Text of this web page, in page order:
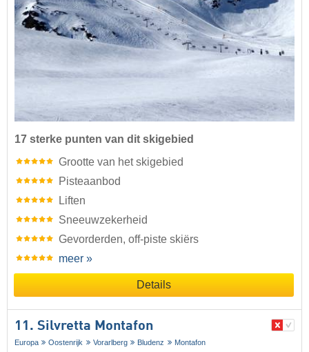
17 sterke punten van dit skigebied
Grootte van het skigebied
Pisteaanbod
Liften
Sneeuwzekerheid
Gevorderden, off-piste skiërs
meer »
Details
11. Silvretta Montafon
Europa Oostenrijk Vorarlberg Bludenz Montafon